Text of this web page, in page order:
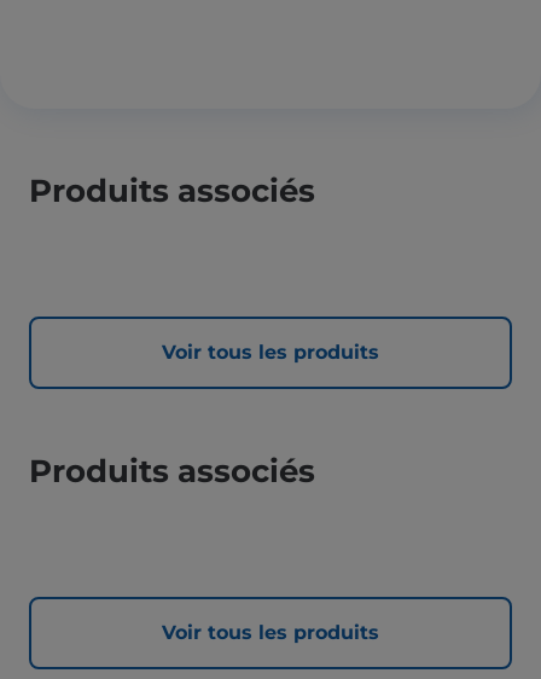
Produits associés
Voir tous les produits
Produits associés
Voir tous les produits